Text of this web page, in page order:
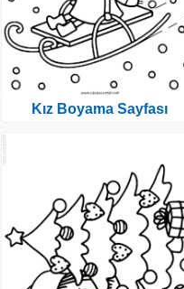
Kız Boyama Sayfası